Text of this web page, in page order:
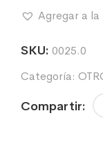
Agregar a la
SKU: 0025.0
Categoría:
Compartir: